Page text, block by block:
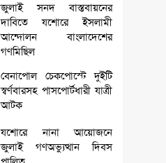
জুলাই সনদ বাস্তবায়নের
দাবিতে যশোরে ইসলামী
আন্দোলন বাংলাদেশের
গণমিছিল
বেনাপোল চেকপোস্টে দুইটি
স্বর্ণবারসহ পাসপোর্টধারী যাত্রী
আটক
যশোরে নানা আয়োজনে
জুলাই গণঅভ্যুত্থান দিবস